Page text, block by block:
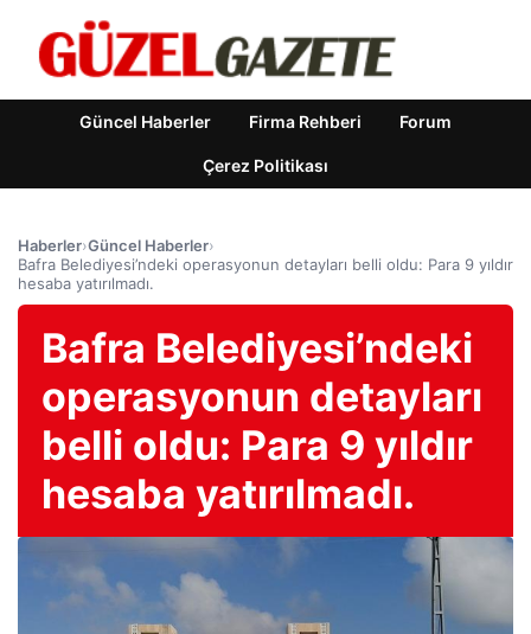
Güncel Haberler Firma Rehberi Forum
Çerez Politikası
Haberler›Güncel Haberler›
Bafra Belediyesi’ndeki operasyonun detayları belli oldu: Para 9 yıldır
hesaba yatırılmadı.
Bafra Belediyesi’ndeki
operasyonun detayları
belli oldu: Para 9 yıldır
hesaba yatırılmadı.